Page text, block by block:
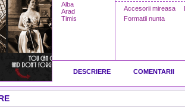
Alba
Arad
Timis
Accesorii mireasa
Formatii nunta
DESCRIERE COMENTARII